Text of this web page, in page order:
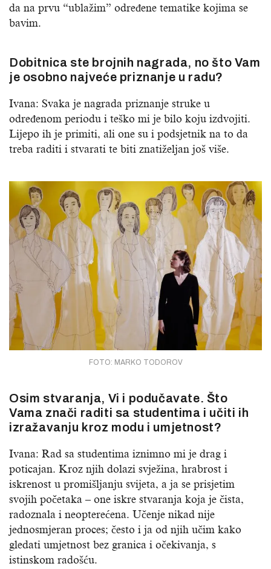
da na prvu “ublažim” određene tematike kojima se
bavim.
Dobitnica ste brojnih nagrada, no što Vam
je osobno najveće priznanje u radu?
Ivana: Svaka je nagrada priznanje struke u
određenom periodu i teško mi je bilo koju izdvojiti.
Lijepo ih je primiti, ali one su i podsjetnik na to da
treba raditi i stvarati te biti znatiželjan još više.
FOTO: MARKO TODOROV
Osim stvaranja, Vi i podučavate. Što
Vama znači raditi sa studentima i učiti ih
izražavanju kroz modu i umjetnost?
Ivana: Rad sa studentima iznimno mi je drag i
poticajan. Kroz njih dolazi svježina, hrabrost i
iskrenost u promišljanju svijeta, a ja se prisjetim
svojih početaka – one iskre stvaranja koja je čista,
radoznala i neopterećena. Učenje nikad nije
jednosmjeran proces; često i ja od njih učim kako
gledati umjetnost bez granica i očekivanja, s
istinskom radošću.